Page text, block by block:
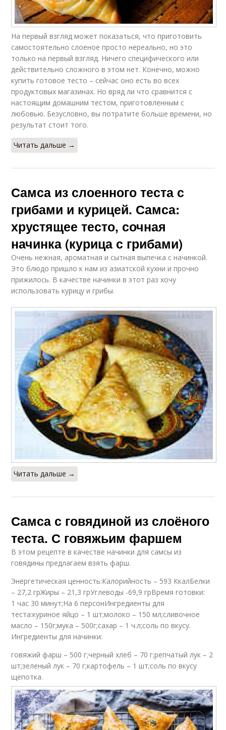
На первый взгляд может показаться, что приготовить
самостоятельно слоеное просто нереально, но это
только на первый взгляд. Ничего специфического или
действительно сложного в этом нет. Конечно, можно
купить готовое тесто – сейчас оно есть во всех
продуктовых магазинах. Но вряд ли что сравнится с
настоящим домашним тестом, приготовленным с
любовью. Безусловно, вы потратите больше времени, но
результат стоит того.
Читать дальше →
Самса из слоенного теста с
грибами и курицей. Самса:
хрустящее тесто, сочная
начинка (курица с грибами)
Очень нежная, ароматная и сытная выпечка с начинкой.
Это блюдо пришло к нам из азиатской кухни и прочно
прижилось. В качестве начинки в этот раз хочу
использовать курицу и грибы.
Читать дальше →
Самса с говядиной из слоёного
теста. С говяжьим фаршем
В этом рецепте в качестве начинки для самсы из
говядины предлагаем взять фарш.
Энергетическая ценность:Калорийность – 593 КкалБелки
– 27,2 грЖиры – 21,3 грУглеводы -69,9 грВремя готовки:
1 час 30 минут;На 6 персонИнгредиенты для
теста:куриное яйцо – 1 шт;молоко – 150 мл;сливочное
масло – 150г;мука – 500г;сахар – 1 ч.л;соль по вкусу.
Ингредиенты для начинки:
говяжий фарш – 500 г;черный хлеб – 70 г;репчатый лук – 2
шт;зеленый лук – 70 г;картофель – 1 шт;соль по вкусу
щепотка.